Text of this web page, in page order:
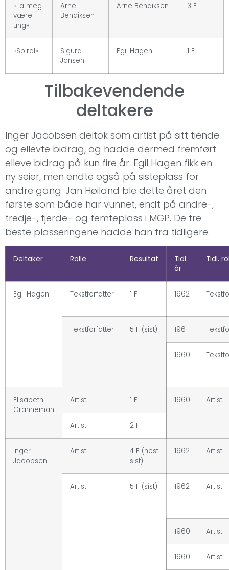
«La meg
være
ung»
Arne
Bendiksen
Arne Bendiksen 3 F
«Spiral»
Sigurd
Jansen
Egil Hagen 1 F
Tilbakevendende
deltakere
Inger Jacobsen deltok som artist på sitt tiende
og ellevte bidrag, og hadde dermed fremført
elleve bidrag på kun fire år. Egil Hagen fikk en
ny seier, men endte også på sisteplass for
andre gang. Jan Høiland ble dette året den
første som både har vunnet, endt på andre-,
tredje-, fjerde- og femteplass i MGP. De tre
beste plasseringene hadde han fra tidligere.
Deltaker Rolle Resultat
Tidl.
år
Tidl.
Egil Hagen Tekstforfatter 1 F 1962
Tekstforfatter 5 F (sist) 1961
1960
Elisabeth
Granneman
Artist 1 F 1960 Artist
Artist 2 F
Inger
Jacobsen
Artist
4 F (nest
sist)
1962 Artist
Artist 5 F (sist) 1962 Artist
1960 Artist
1960 Artist